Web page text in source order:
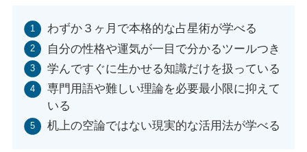
わずか３ヶ月で本格的な占星術が学べる
自分の性格や運気が一目で分かるツールつき
学んですぐに生かせる知識だけを扱っている
専門用語や難しい理論を必要最小限に抑えて
いる
机上の空論ではない現実的な活用法が学べる